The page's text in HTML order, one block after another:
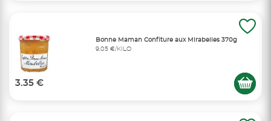
Bonne Maman Confiture aux Mirabelles 370g
9,05 €/KILO
3.35 €